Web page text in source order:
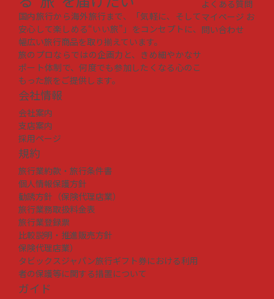
国内旅行から海外旅行まで、「気軽に、そして
安心して楽しめる“いい旅”」をコンセプトに、
幅広い旅行商品を取り揃えています。
旅のプロならではの企画力と、きめ細やかなサ
ポート体制で、何度でも参加したくなる心のこ
もった旅をご提供します。
会社情報
会社案内
支店案内
採用ページ
規約
旅行業約款・旅行条件書
個人情報保護方針
勧誘方針（保険代理店業）
旅行業務取扱料金表
旅行業登録票
比較説明・推進販売方針
保険代理店業）
タビックスジャパン旅行ギフト券における利用
者の保護等に関する措置について
ガイド
よくある質問
マイページ お
問い合わせ